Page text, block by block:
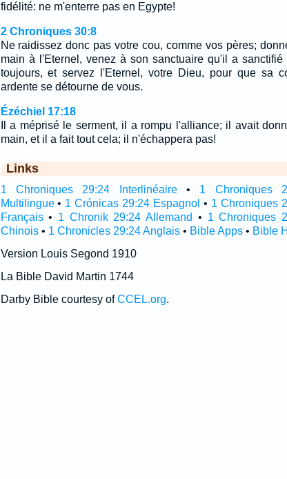
fidélité: ne m'enterre pas en Egypte!
2 Chroniques 30:8
Ne raidissez donc pas votre cou, comme vos pères;
main à l'Eternel, venez à son sanctuaire qu'il a sanctifié
toujours, et servez l'Eternel, votre Dieu, pour que sa
ardente se détourne de vous.
Ézéchiel 17:18
Il a méprisé le serment, il a rompu l'alliance; il avait
main, et il a fait tout cela; il n'échappera pas!
Links
1 Chroniques 29:24 Interlinéaire• 1 Chroniques
Multilingue• 1 Crónicas 29:24 Espagnol • 1 Chroniques
Français• 1 Chronik 29:24 Allemand • 1 Chroniques
Chinois• 1 Chronicles 29:24 Anglais• Bible Apps• Bible
Version Louis Segond 1910
La Bible David Martin 1744
Darby Bible courtesy ofCCEL.org.